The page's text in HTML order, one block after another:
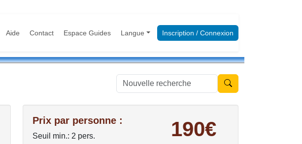
Aide Contact Espace Guides Langue Inscription / Connexion
Nouvelle recherche
Prix par personne :
Seuil min.: 2 pers. 190€